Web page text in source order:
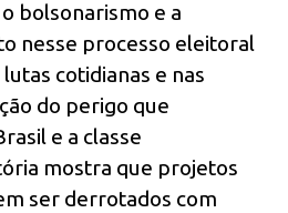
bolsonarismo e a
nesse processo eleitoral
cotidianas e nas
do perigo que
e a classe
mostra que projetos
ser derrotados com